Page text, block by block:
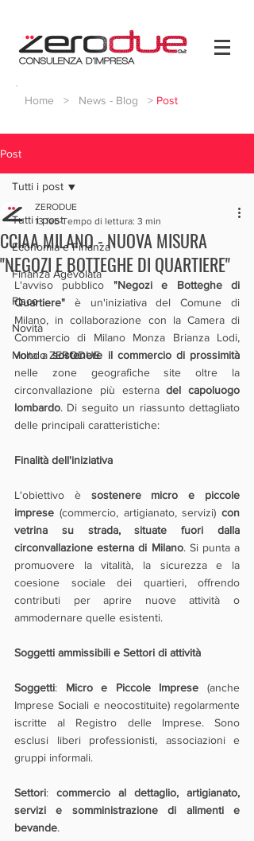
Home > News - Blog > Post
Post
Tutti i post
Economia e Finanza
Finanza Agevolata
Fisco
Novità
Mondo ZERODUE
Tutti i post
CCIAA MILANO - NUOVA MISURA
"NEGOZI E BOTTEGHE DI QUARTIERE"
ZERODUE
13 feb Tempo di lettura: 3 min
L'avviso pubblico "Negozi e Botteghe di
Quartiere" è un'iniziativa del Comune di
Milano, in collaborazione con la Camera di
Commercio di Milano Monza Brianza Lodi,
volta a
nelle zone geografiche site oltre la
circonvallazione più esterna del capoluogo
lombardo. Di seguito un riassunto dettagliato
delle principali caratteristiche:
Finalità dell'iniziativa
L'obiettivo è sostenere micro e piccole
imprese (commercio, artigianato, servizi) con
vetrina su strada, situate fuori dalla
circonvallazione esterna di Milano. Si punta a
promuovere la vitalità, la sicurezza e la
coesione sociale dei quartieri, offrendo
contributi per aprire nuove attività o
ammodernare quelle esistenti.
Soggetti ammissibili e Settori di attività
Soggetti: Micro e Piccole Imprese (anche
Imprese Sociali e neocostituite) regolarmente
iscritte al Registro delle Imprese. Sono
esclusi liberi professionisti, associazioni e
gruppi informali.
Settori: commercio al dettaglio, artigianato,
servizi e somministrazione di alimenti e
bevande.